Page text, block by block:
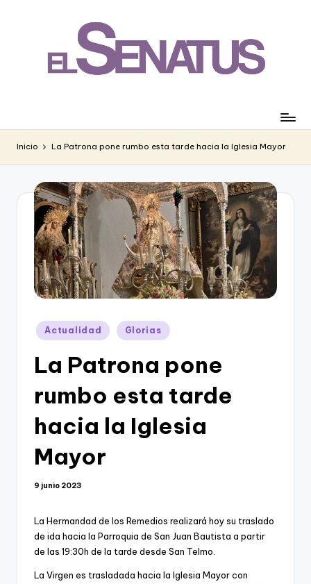
Inicio La Patrona pone rumbo esta tarde hacia la Iglesia Mayor
Publicado
en
Actualidad Glorias
La Patrona pone
rumbo esta tarde
hacia la Iglesia
Mayor
9 junio 2023
La Hermandad de los Remedios realizará hoy su traslado
de ida hacia la Parroquia de San Juan Bautista a partir
de las 19:30h de la tarde desde San Telmo.
La Virgen es trasladada hacia la Iglesia Mayor con